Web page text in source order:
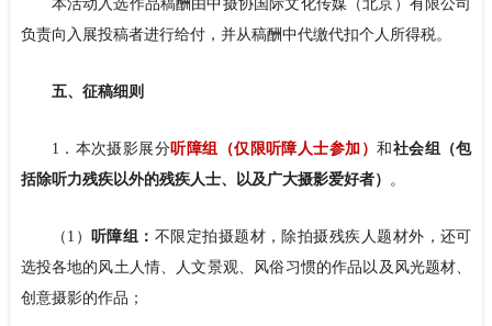
本活动入选作品稿酬由中摄协国际文化传媒（北京）有限公司
负责向入展投稿者进行给付，并从稿酬中代缴代扣个人所得税。
五、征稿细则
1．本次摄影展分听障组（仅限听障人士参加）和 社会组（包
括除听力残疾以外的残疾人士、以及广大摄影爱好者） 。
（1） 听障组： 不限定拍摄题材，除拍摄残疾人题材外，还可
选投各地的风土人情、人文景观、风俗习惯的作品以及风光题材、
创意摄影的作品；